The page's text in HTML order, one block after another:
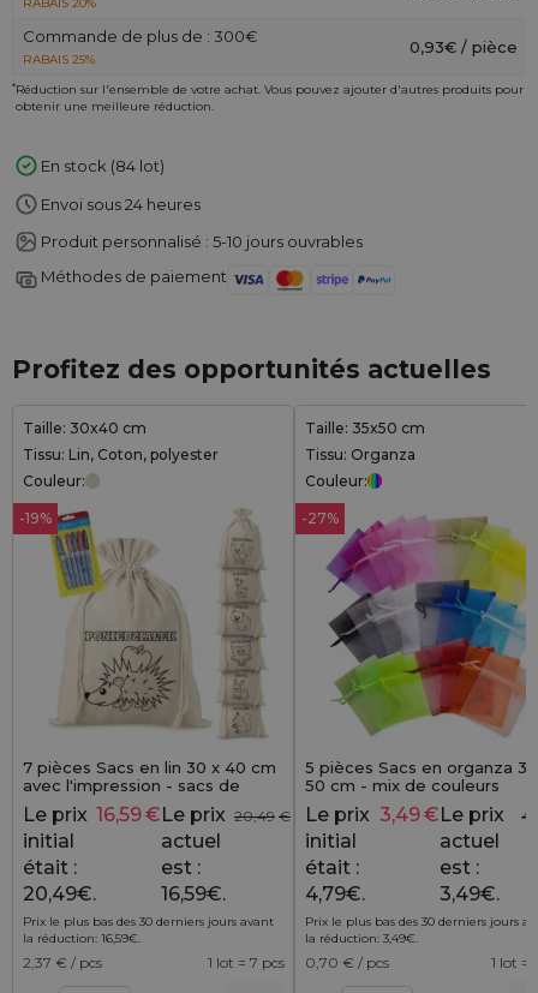
RABAIS 20%
Commande de plus de : 300€
RABAIS 25%
0,93€ / pièce
*Réduction sur l'ensemble de votre achat. Vous pouvez ajouter d'autres produits pour
obtenir une meilleure réduction.
En stock (84 lot)
Envoi sous 24 heures
Produit personnalisé : 5-10 jours ouvrables
Méthodes de paiement
Profitez des opportunités actuelles
Taille: 30x40 cm
Tissu: Lin, Coton, polyester
Couleur:
-19%
7 pièces Sacs en lin 30 x 40 cm
avec l'impression - sacs de
coloriage avec feutres
20,49 €
Le prix
initial
était :
20,49€.
16,59€Le prix
actuel
est :
16,59€.
Prix le plus bas des 30 derniers jours avant
la réduction: 16,59€.
2,37 € / pcs 1 lot = 7 pcs
Taille: 35x50 cm
Tissu: Organza
Couleur:
-27%
5 pièces Sacs en organza
50 cm - mix de couleurs
Le prix
initial
était :
4,79€.
3,49€Le prix
actuel
est :
3,49€.
Prix le plus bas des 30 derniers jours
la réduction: 3,49€.
0,70 € / pcs 1 lot =